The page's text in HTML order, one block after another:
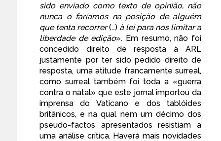
sido enviado como texto de opinião, não
nunca o faríamos na posição de alguém
que tenta recorrer(…) à lei para nos limitar a
liberdade de edição». Em resumo, não foi
concedido direito de resposta à ARL
justamente por ter sido pedido direito de
resposta, uma atitude francamente surreal,
como surreal também foi toda a «guerra
contra o natal» que este jornal importou da
imprensa do Vaticano e dos tablóides
britânicos, e na qual nem um décimo dos
pseudo-factos apresentados resistiam a
uma análise crítica. Haverá mais novidades